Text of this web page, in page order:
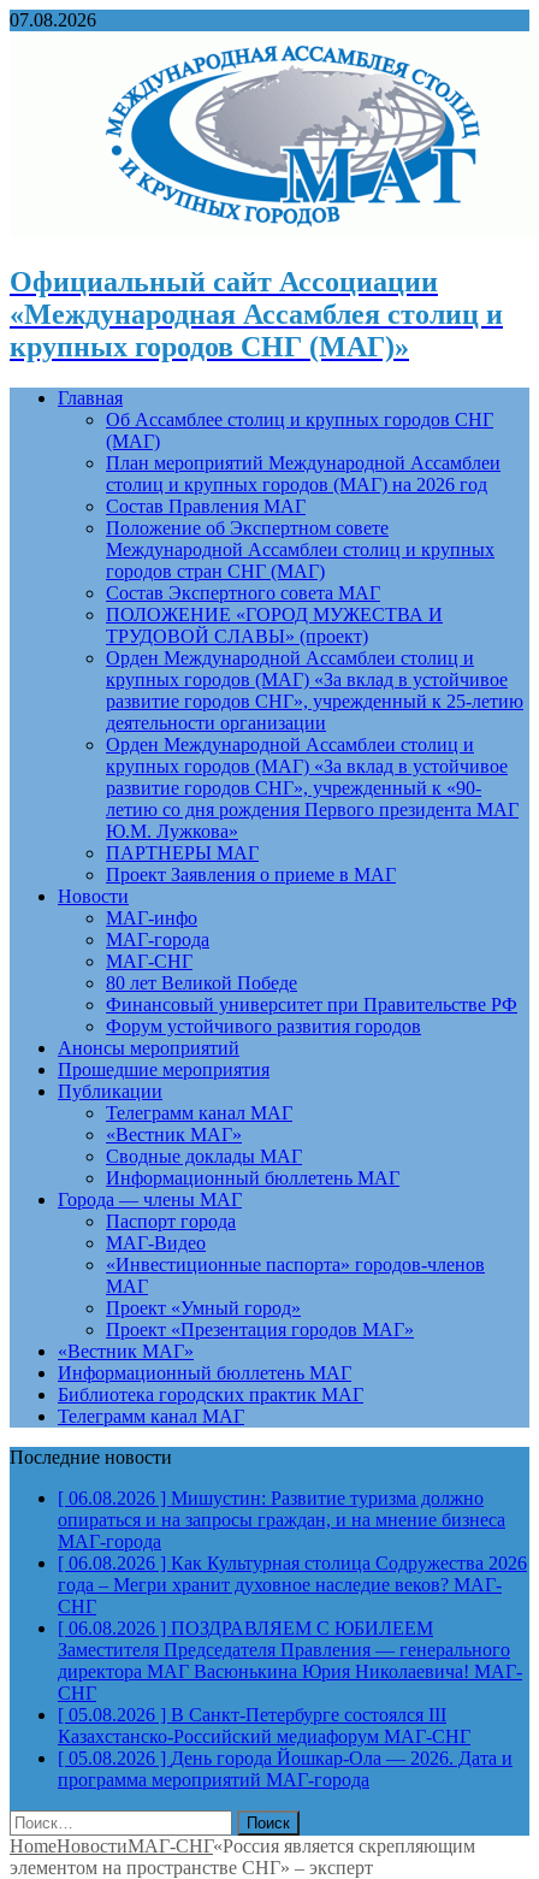
07.08.2026
Официальный сайт Ассоциации
«Международная Ассамблея столиц и
крупных городов СНГ (МАГ)»
Главная
Об Ассамблее столиц и крупных городов СНГ
(МАГ)
План мероприятий Международной Ассамблеи
столиц и крупных городов (МАГ) на 2026 год
Состав Правления МАГ
Положение об Экспертном совете
Международной Ассамблеи столиц и крупных
городов стран СНГ (МАГ)
Состав Экспертного совета МАГ
ПОЛОЖЕНИЕ «ГОРОД МУЖЕСТВА И
ТРУДОВОЙ СЛАВЫ» (проект)
Орден Международной Ассамблеи столиц и
крупных городов (МАГ) «За вклад в устойчивое
развитие городов СНГ», учрежденный к 25-летию
деятельности организации
Орден Международной Ассамблеи столиц и
крупных городов (МАГ) «За вклад в устойчивое
развитие городов СНГ», учрежденный к «90-
летию со дня рождения Первого президента МАГ
Ю.М. Лужкова»
ПАРТНЕРЫ МАГ
Проект Заявления о приеме в МАГ
Новости
МАГ-инфо
МАГ-города
МАГ-СНГ
80 лет Великой Победе
Финансовый университет при Правительстве РФ
Форум устойчивого развития городов
Анонсы мероприятий
Прошедшие мероприятия
Публикации
Телеграмм канал МАГ
«Вестник МАГ»
Сводные доклады МАГ
Информационный бюллетень МАГ
Города — члены МАГ
Паспорт города
МАГ-Видео
«Инвестиционные паспорта» городов-членов
МАГ
Проект «Умный город»
Проект «Презентация городов МАГ»
«Вестник МАГ»
Информационный бюллетень МАГ
Библиотека городских практик МАГ
Телеграмм канал МАГ
Последние новости
[ 06.08.2026 ] Мишустин: Развитие туризма должно
опираться и на запросы граждан, и на мнение бизнеса
МАГ-города
[ 06.08.2026 ] Как Культурная столица Содружества 2026
года – Мегри хранит духовное наследие веков? МАГ-
СНГ
[ 06.08.2026 ] ПОЗДРАВЛЯЕМ С ЮБИЛЕЕМ
Заместителя Председателя Правления — генерального
директора МАГ Васюнькина Юрия Николаевича! МАГ-
СНГ
[ 05.08.2026 ] В Санкт-Петербурге состоялся III
Казахстанско-Российский медиафорум МАГ-СНГ
[ 05.08.2026 ] День города Йошкар-Ола — 2026. Дата и
программа мероприятий МАГ-города
Найти:
HomeНовостиМАГ-СНГ«Россия является скрепляющим
элементом на пространстве СНГ» – эксперт